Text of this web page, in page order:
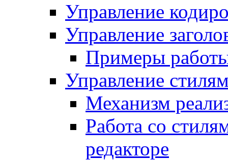
Управление
Управление
Примеры
Управление
Механизм
Работа со
редакторе